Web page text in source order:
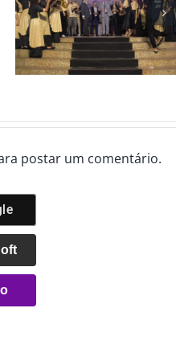
Casa da
abre
Global 2025
postar um comentário.